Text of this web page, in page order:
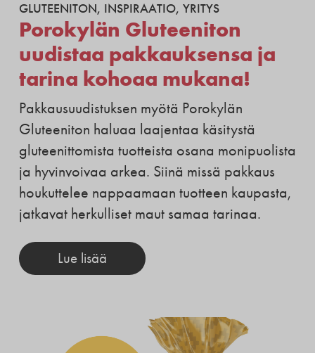
GLUTEENITON, INSPIRAATIO, YRITYS
Porokylän Gluteeniton
uudistaa pakkauksensa ja
tarina kohoaa mukana!
Pakkausuudistuksen myötä Porokylän
Gluteeniton haluaa laajentaa käsitystä
gluteenittomista tuotteista osana monipuolista
ja hyvinvoivaa arkea. Siinä missä pakkaus
houkuttelee nappaamaan tuotteen kaupasta,
jatkavat herkulliset maut samaa tarinaa.
Lue lisää